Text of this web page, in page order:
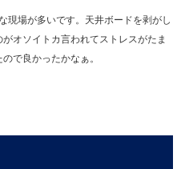
現場が多いです。天井ボードを剥がし
オソイトカ言われてストレスがたま
で良かったかなぁ。